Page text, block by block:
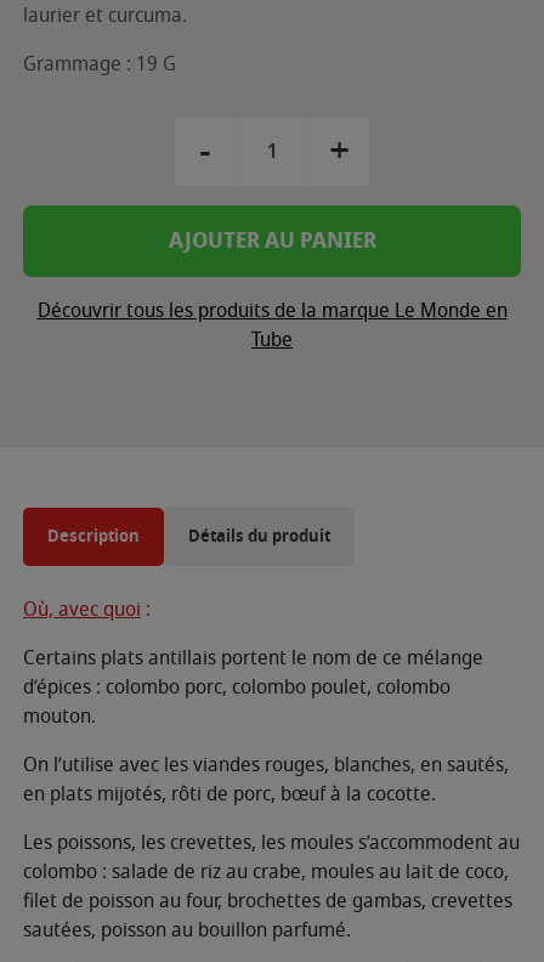
laurier et curcuma.
Grammage : 19 G
- +
AJOUTER AU PANIER
Découvrir tous les produits de la marque Le Monde en
Tube
Description Détails du produit
Où, avec quoi :
Certains plats antillais portent le nom de ce mélange
d’épices : colombo porc, colombo poulet, colombo
mouton.
On l’utilise avec les viandes rouges, blanches, en sautés,
en plats mijotés, rôti de porc, bœuf à la cocotte.
Les poissons, les crevettes, les moules s’accommodent au
colombo : salade de riz au crabe, moules au lait de coco,
filet de poisson au four, brochettes de gambas, crevettes
sautées, poisson au bouillon parfumé.